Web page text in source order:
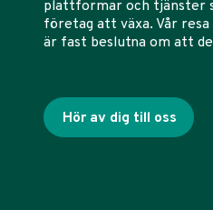
plattformar och tjänster
företag att växa. Vår
är fast beslutna om att
Hör av dig till oss